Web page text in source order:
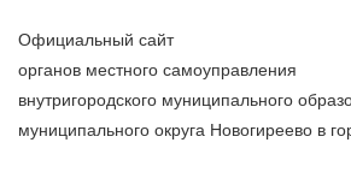
Официальный сайт
органов местного самоуправления
внутригородского муниципального
муниципального округа Новогиреево в